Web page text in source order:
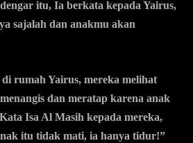
itu, Ia berkata kepada Yairus,
sajalah dan anakmu akan
Yairus, mereka melihat
dan meratap karena anak
Isa Al Masih kepada mereka,
itu tidak mati, ia hanya tidur!”